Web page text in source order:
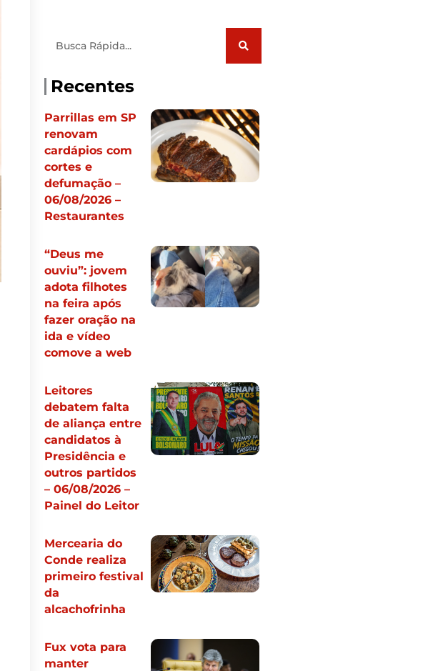
Recentes
Parrillas em SP
renovam
cardápios com
cortes e
defumação –
06/08/2026 –
Restaurantes
“Deus me
ouviu”: jovem
adota filhotes
na feira após
fazer oração na
ida e vídeo
comove a web
Leitores
debatem falta
de aliança entre
candidatos à
Presidência e
outros partidos
– 06/08/2026 –
Painel do Leitor
Mercearia do
Conde realiza
primeiro festival
da
alcachofrinha
Fux vota para
manter